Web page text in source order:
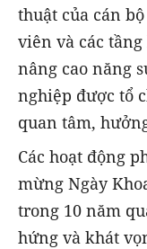
thuật của cán
viên và các
nâng cao năng
nghiệp được tổ
quan tâm,
Các hoạt động
mừng Ngày
trong 10 năm
hứng và khát